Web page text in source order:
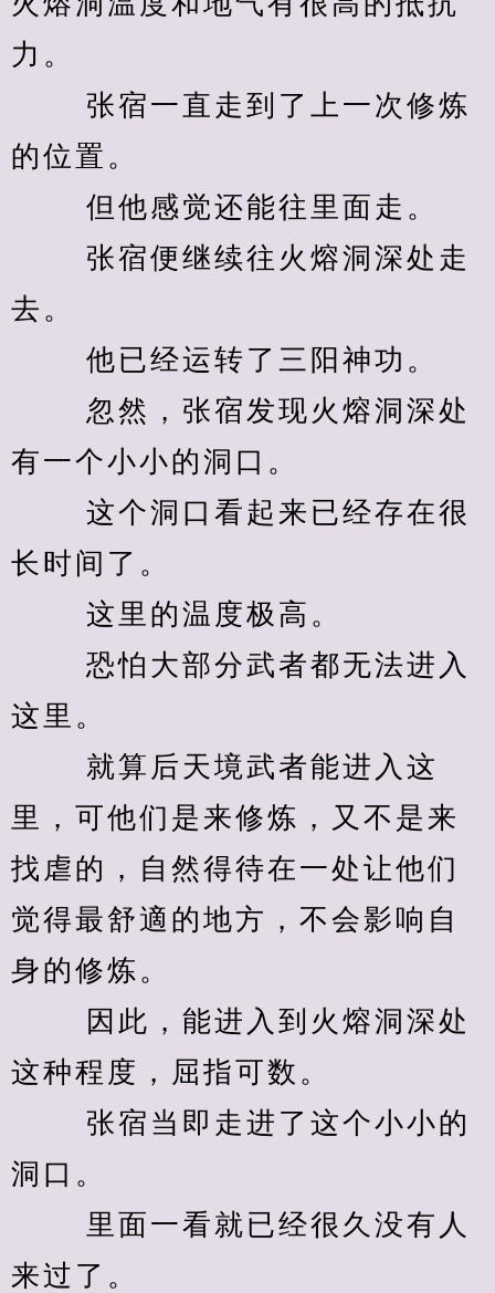
力。
张宿一直走到了上一次修炼
的位置。
但他感觉还能往里面走。
张宿便继续往火熔洞深处走
去。
他已经运转了三阳神功。
忽然，张宿发现火熔洞深处
有一个小小的洞口。
这个洞口看起来已经存在很
长时间了。
这里的温度极高。
恐怕大部分武者都无法进入
这里。
就算后天境武者能进入这
里，可他们是来修炼，又不是来
找虐的，自然得待在一处让他们
觉得最舒適的地方，不会影响自
身的修炼。
因此，能进入到火熔洞深处
这种程度，屈指可数。
张宿当即走进了这个小小的
洞口。
里面一看就已经很久没有人
来过了。